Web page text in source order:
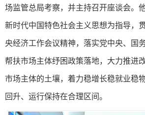
场监管总局考察，并主持召开座谈会。
新时代中国特色社会主义思想为指导，
央经济工作会议精神，落实党中央、国
帮扶市场主体纾困政策落地，大力推进
市场主体的土壤，着力稳增长稳就业稳
回升、运行保持在合理区间。